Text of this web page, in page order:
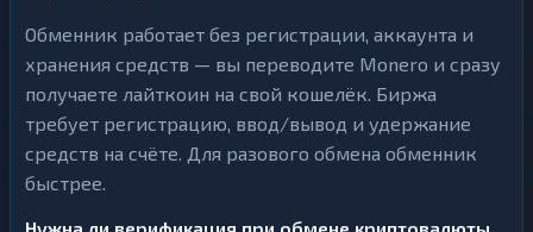
Обменник работает без регистрации, аккаунта и
хранения средств — вы переводите Monero и сразу
получаете лайткоин на свой кошелёк. Биржа
требует регистрацию, ввод/вывод и удержание
средств на счёте. Для разового обмена обменник
быстрее.